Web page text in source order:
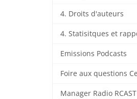
4. Droits d'auteurs
Emissions Podcasts
Manager Radio RCAST